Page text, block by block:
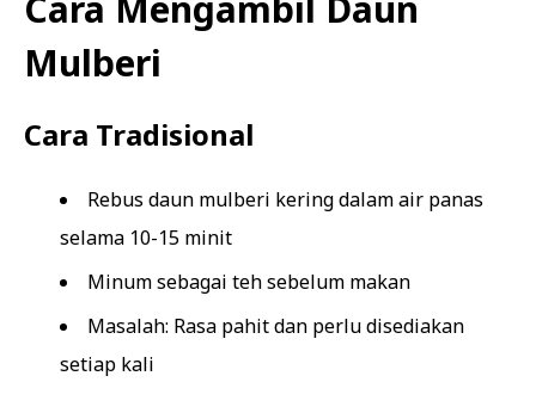
Mulberi
Cara Tradisional
Rebus daun mulberi kering dalam air panas
selama 10-15 minit
Minum sebagai teh sebelum makan
Masalah: Rasa pahit dan perlu disediakan
setiap kali